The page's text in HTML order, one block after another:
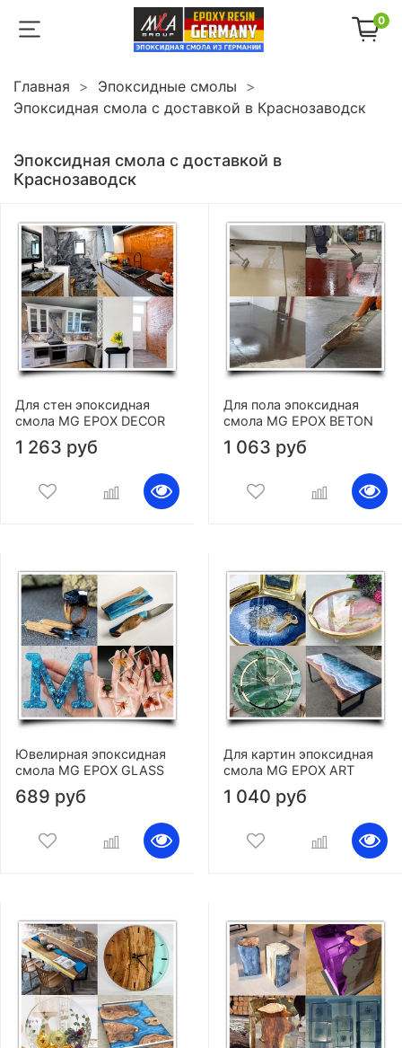
0
Главная
Эпоксидные смолы
Эпоксидная смола с доставкой в Краснозаводск
Эпоксидная смола с доставкой в
Краснозаводск
Для стен эпоксидная
смола MG EPOX DECOR
1 263 руб
Для пола эпоксидная
смола MG EPOX BETON
1 063 руб
Ювелирная эпоксидная
смола MG EPOX GLASS
689 руб
Для картин эпоксидная
смола MG EPOX ART
1 040 руб